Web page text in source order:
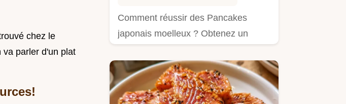
chez le
va parler d'un plat
Comment réussir des Pancakes
japonais moelleux ? Obtenez un